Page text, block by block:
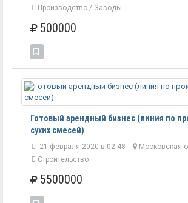
Производство / Заводы
500000
Готовый арендный бизнес (линия по
сухих смесей)
21 февраля 2020 в 02:48 - Московская
Строительство
5500000